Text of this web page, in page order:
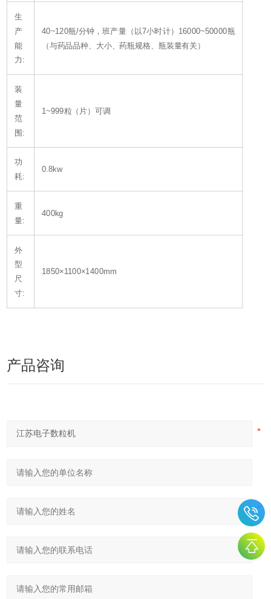
生
产
能
力:
40~120瓶/分钟，班产量（以7小时计）16000~50000瓶
（与药品品种、大小、药瓶规格、瓶装量有关）
装
量
范
围:
1~999粒（片）可调
功
耗:
0.8kw
重
量:
400kg
外
型
尺
寸:
1850×1100×1400mm
产品咨询